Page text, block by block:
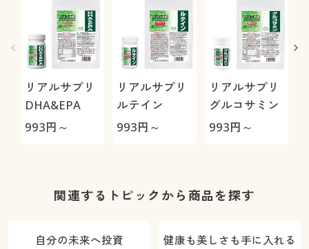
リアルサプリ
DHA&EPA
993円～
リアルサプリ
ルテイン
993円～
リアルサプリ
グルコサミン
993円～
関連するトピックから商品を探す
自分の未来へ投資 健康も美しさも手に入れる